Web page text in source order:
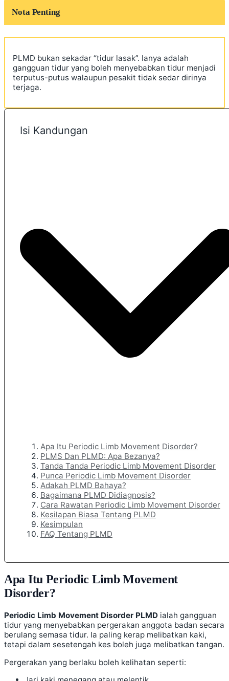
Nota Penting
PLMD bukan sekadar “tidur lasak”. Ianya adalah
gangguan tidur yang boleh menyebabkan tidur menjadi
terputus-putus walaupun pesakit tidak sedar dirinya
terjaga.
Isi Kandungan
Apa Itu Periodic Limb Movement Disorder?
PLMS Dan PLMD: Apa Bezanya?
Tanda Tanda Periodic Limb Movement Disorder
Punca Periodic Limb Movement Disorder
Adakah PLMD Bahaya?
Bagaimana PLMD Didiagnosis?
Cara Rawatan Periodic Limb Movement Disorder
Kesilapan Biasa Tentang PLMD
Kesimpulan
FAQ Tentang PLMD
Apa Itu Periodic Limb Movement
Disorder?
Periodic Limb Movement Disorder PLMD ialah gangguan
tidur yang menyebabkan pergerakan anggota badan secara
berulang semasa tidur. Ia paling kerap melibatkan kaki,
tetapi dalam sesetengah kes boleh juga melibatkan tangan.
Pergerakan yang berlaku boleh kelihatan seperti: